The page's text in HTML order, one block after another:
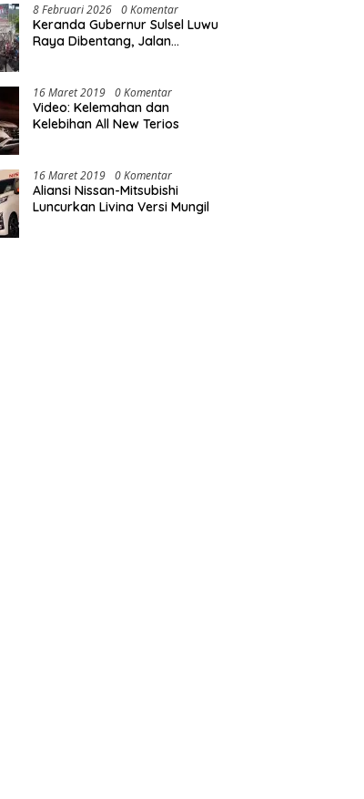
8 Februari 2026 0 Komentar
Keranda Gubernur Sulsel Luwu
Raya Dibentang, Jalan
16 Maret 2019 0 Komentar
Video: Kelemahan dan
Kelebihan All New Terios
16 Maret 2019 0 Komentar
Aliansi Nissan-Mitsubishi
Luncurkan Livina Versi Mungil